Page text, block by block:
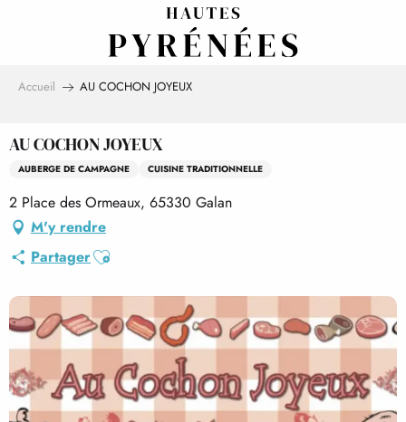
Accueil AU COCHON JOYEUX
AU COCHON JOYEUX
AUBERGE DE CAMPAGNE CUISINE TRADITIONNELLE
2 Place des Ormeaux, 65330 Galan
M'y rendre
PartagerAjouter aux favoris